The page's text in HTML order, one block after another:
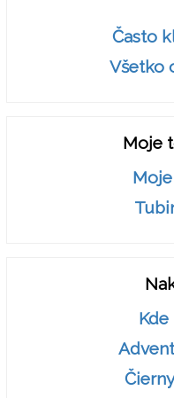
Často
Všetko
Moje